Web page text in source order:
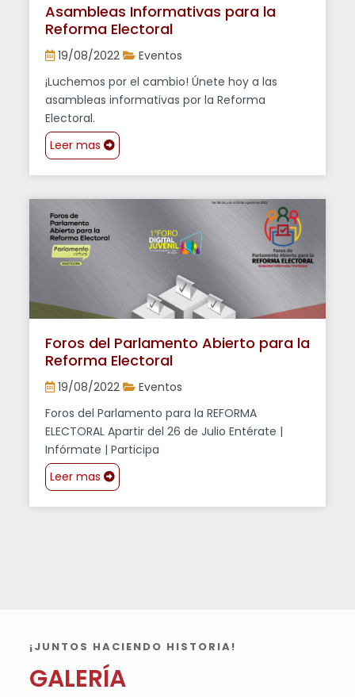
Asambleas Informativas para la
Reforma Electoral
19/08/2022
Eventos
¡Luchemos por el cambio! Únete hoy a las
asambleas informativas por la Reforma
Electoral.
Leer mas
Foros del Parlamento Abierto para la
Reforma Electoral
19/08/2022
Eventos
Foros del Parlamento para la REFORMA
ELECTORAL Apartir del 26 de Julio Entérate |
Infórmate | Participa
Leer mas
¡JUNTOS HACIENDO HISTORIA!
GALERÍA